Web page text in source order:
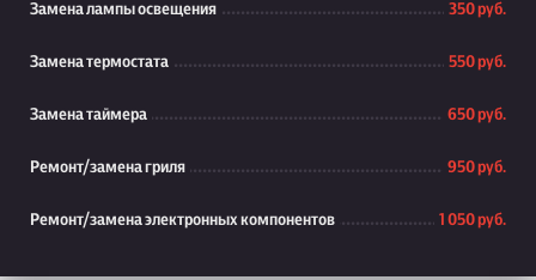
Замена лампы освещения 350 руб.
Замена термостата 550 руб.
Замена таймера 650 руб.
Ремонт/замена гриля 950 руб.
Ремонт/замена электронных компонентов 1 050 руб.